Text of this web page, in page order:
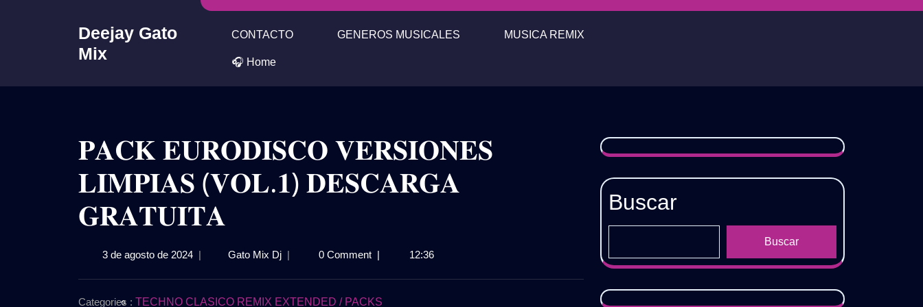
Deejay Gato
Mix
CONTACTO GENEROS MUSICALES MUSICA REMIX
🎧 Home
𝐏𝐀𝐂𝐊 𝐄𝐔𝐑𝐎𝐃𝐈𝐒𝐂𝐎 𝐕𝐄𝐑𝐒𝐈𝐎𝐍𝐄𝐒
𝐋𝐈𝐌𝐏𝐈𝐀𝐒 (𝐕𝐎𝐋.𝟏) 𝐃𝐄𝐒𝐂𝐀𝐑𝐆𝐀
𝐆𝐑𝐀𝐓𝐔𝐈𝐓𝐀
3 de agosto de 20243
de
| Gato Mix Dj𝐏𝐀𝐂𝐊
𝐋𝐈𝐌𝐏𝐈𝐀𝐒
| 0 Comment | 12:36
Categories : TECHNO CLASICO REMIX EXTENDED / PACKS
Buscar
Buscar